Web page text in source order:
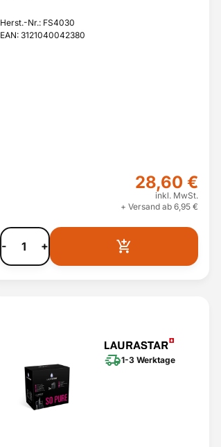
Herst.-Nr.: FS4030
EAN: 3121040042380
28,60 €
inkl. MwSt.
+ Versand ab 6,95 €
- +
1-3 Werktage